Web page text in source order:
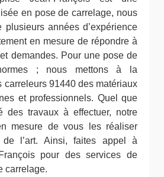
en pose de carrelage, nous
plusieurs années d’expérience
en mesure de répondre à
demandes. Pour une pose de
; nous mettons à la
carreleurs 91440 des matériaux
et professionnels. Quel que
des travaux à effectuer, notre
mesure de vous les réaliser
l’art. Ainsi, faites appel à
pour des services de
carrelage.